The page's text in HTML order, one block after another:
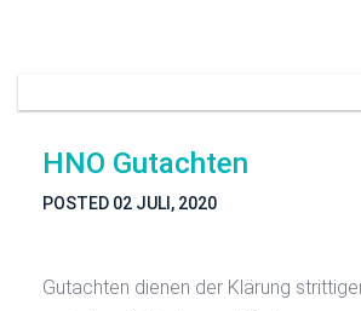
HNO Gutachten
POSTED 02 JULI, 2020
Gutachten dienen der Klärung